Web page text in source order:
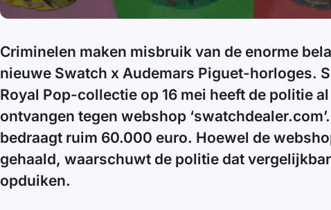
Criminelen maken misbruik van de enorme
nieuwe Swatch x Audemars Piguet-horloges.
Royal Pop-collectie op 16 mei heeft de politie al
ontvangen tegen webshop
bedraagt ruim 60.000 euro. Hoewel de
gehaald, waarschuwt de politie dat
opduiken.